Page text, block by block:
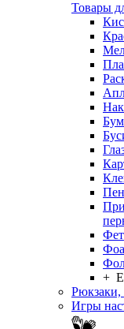
Товары
+
Рюкзаки,
Игры